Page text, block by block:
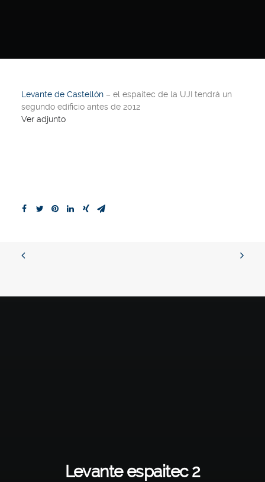
Levante de Castellón – el espaitec de la UJI tendrá un
segundo edificio antes de 2012
Ver adjunto
Levante espaitec 2